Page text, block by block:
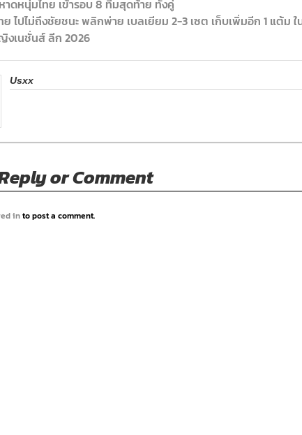
ดหนุ่มไทย เข้ารอบ 8 ทีมสุดท้าย ทั้งคู่
ไปไม่ถึงชัยชนะ พลิกพ่าย เบลเยียม 2-3 เซต เก็บเพิ่มอีก 1 แต้ม ใ
งเนชั่นส์ ลีก 2026
Usxx
or Comment
into post a comment.